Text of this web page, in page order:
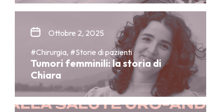
Ottobre 2, 2025
#Chirurgia, #Storie di pazienti
Tumori femminili: la storia di
Chiara